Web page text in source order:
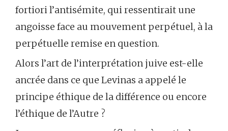
fortiori l’antisémite, qui ressentirait une
angoisse face au mouvement perpétuel, à la
perpétuelle remise en question.
Alors l’art de l’interprétation juive est-elle
ancrée dans ce que Levinas a appelé le
principe éthique de la différence ou encore
l’éthique de l’Autre ?